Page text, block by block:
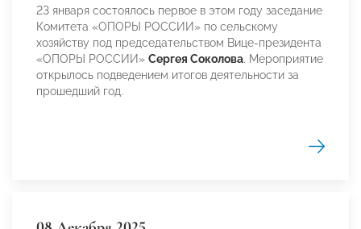
23 января состоялось первое в этом году заседание
Комитета «ОПОРЫ РОССИИ» по сельскому
хозяйству под председательством Вице-президента
«ОПОРЫ РОССИИ» Сергея Соколова. Мероприятие
открылось подведением итогов деятельности за
прошедший год.